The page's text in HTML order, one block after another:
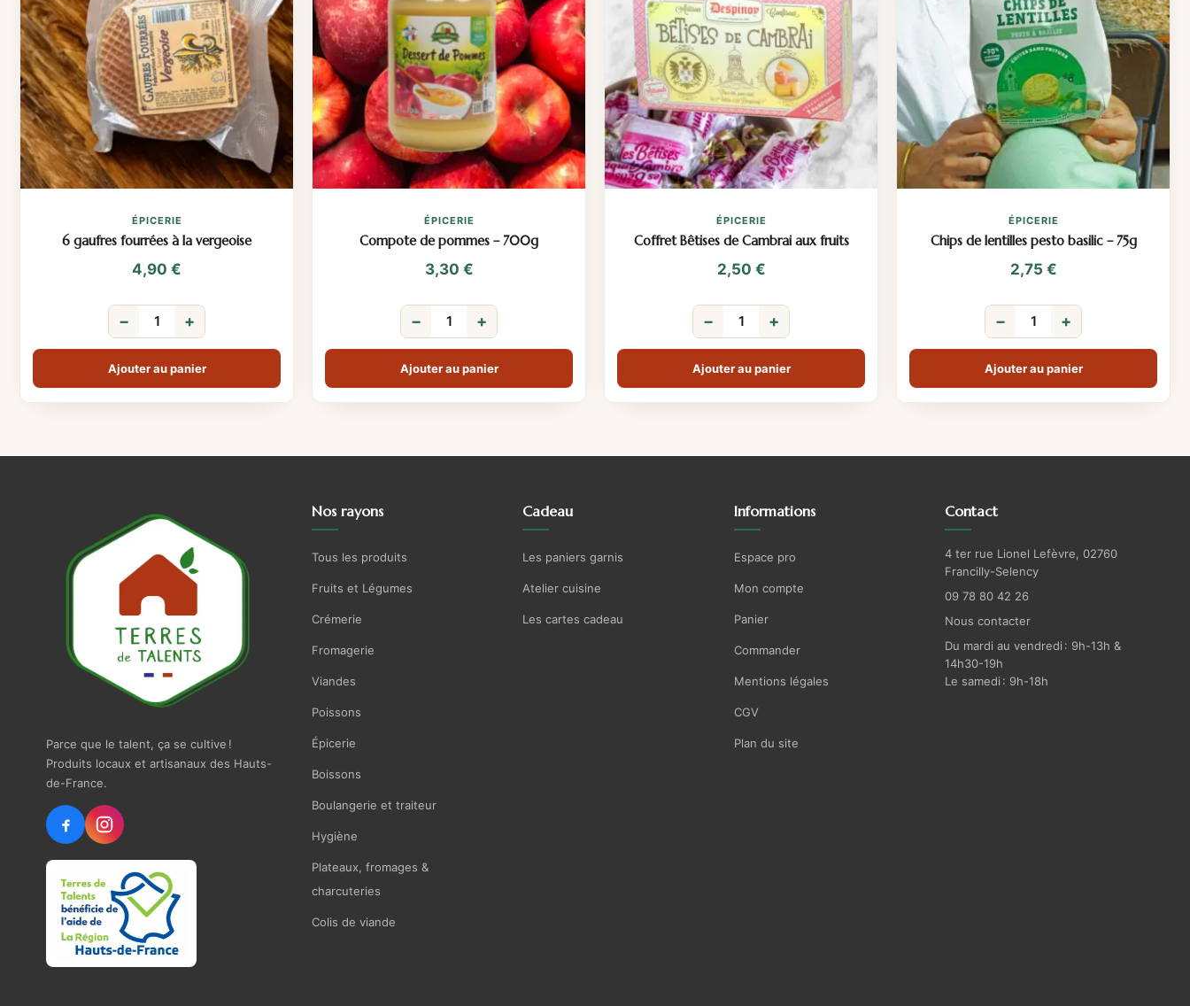
ÉPICERIE
6 gaufres fourrées à la vergeoise
4,90 €
− +
Ajouter au panier
ÉPICERIE
Compote de pommes – 700g
3,30 €
− +
Ajouter au panier
ÉPICERIE
Coffret Bêtises de Cambrai aux fruits
2,50 €
− +
Ajouter au panier
ÉPICERIE
Chips de lentilles pesto basilic – 75g
2,75 €
− +
Ajouter au panier
Parce que le talent, ça se cultive !
Produits locaux et artisanaux des Hauts-
de-France.
Nos rayons
Tous les produits
Fruits et Légumes
Crémerie
Fromagerie
Viandes
Poissons
Épicerie
Boissons
Boulangerie et traiteur
Hygiène
Plateaux, fromages &
charcuteries
Colis de viande
Cadeau
Les paniers garnis
Atelier cuisine
Les cartes cadeau
Informations
Espace pro
Mon compte
Panier
Commander
Mentions légales
CGV
Plan du site
Contact
4 ter rue Lionel Lefèvre, 02760
Francilly-Selency
09 78 80 42 26
Nous contacter
Du mardi au vendredi : 9h-13h &
14h30-19h
Le samedi : 9h-18h